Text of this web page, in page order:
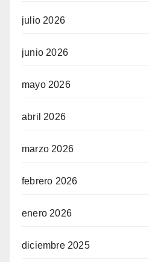
julio 2026
junio 2026
mayo 2026
abril 2026
marzo 2026
febrero 2026
enero 2026
diciembre 2025